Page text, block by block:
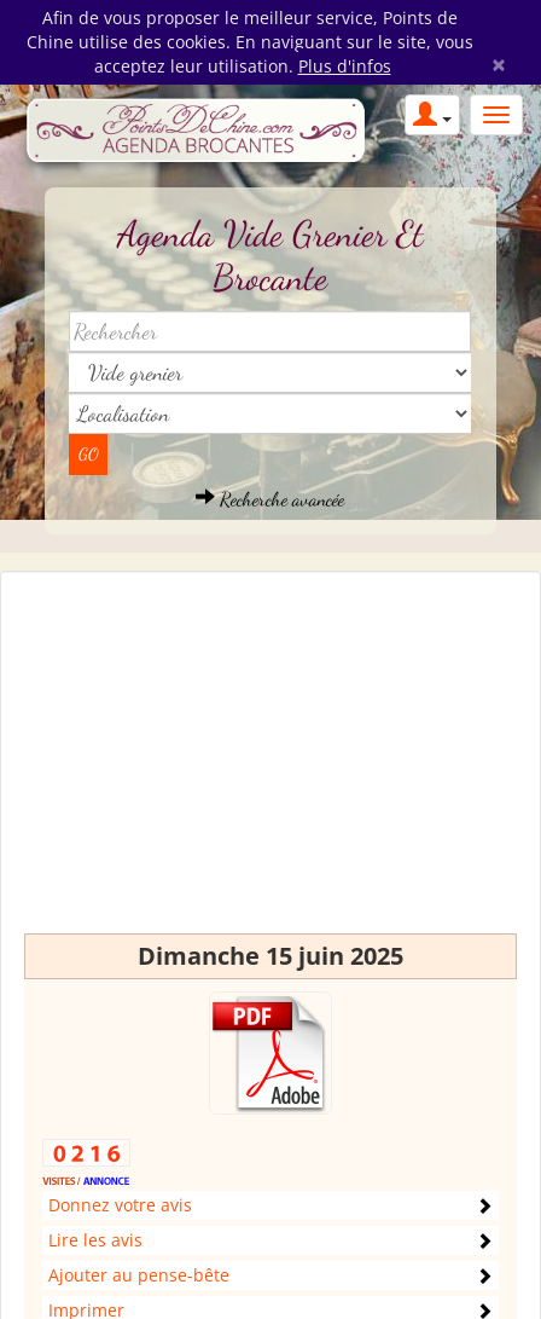
Afin de vous proposer le meilleur service, Points de
Chine utilise des cookies. En naviguant sur le site, vous
acceptez leur utilisation. Plus d'infos ×
Agenda Vide Grenier Et
Brocante
Recherche avancée
Dimanche 15 juin 2025
Donnez votre avis
Lire les avis
Ajouter au pense-bête
Imprimer